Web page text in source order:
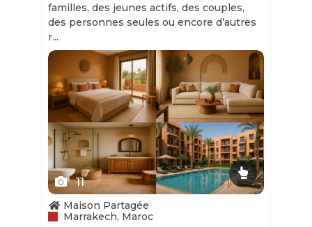
familles, des jeunes actifs, des couples,
des personnes seules ou encore d’autres
r...
Slide 1 of 11
11
Maison Partagée
Marrakech, Maroc